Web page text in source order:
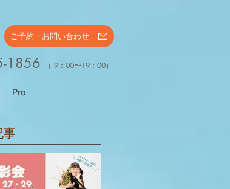
ご予約・お問い合わせ
1856 （ 9：00〜19：00）
Pro
事